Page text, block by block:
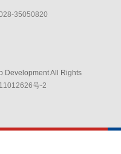
35050820
Development All Rights
号-2